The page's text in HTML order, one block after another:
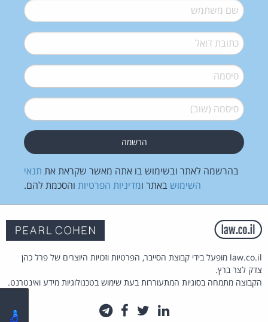
שם משתמש*
דואל*
סיסמה*
סיסמה (שוב)*
בהרשמה לאתר ובשימוש בו אתה מאשר שקראת את תנאי
השימוש באתר ומדיניות הפרטיות והסכמת להם.
law.co.il מופעל בידי קבוצת הסייבר, הפרטיות וזכויות היוצרים של פרל כהן
צדק לצר ברץ.
הקבוצה מתמחה בסוגיות המתעוררות בעת שימוש בטכנולוגיות מידע ואינטרנט.
לינקדאין
טוויטרפייסבוק